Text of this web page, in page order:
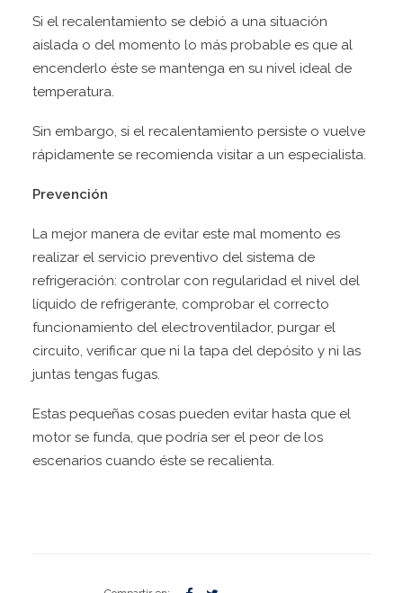
Si el recalentamiento se debió a una situación
aislada o del momento lo más probable es que al
encenderlo éste se mantenga en su nivel ideal de
temperatura.
Sin embargo, si el recalentamiento persiste o vuelve
rápidamente se recomienda visitar a un especialista.
Prevención
La mejor manera de evitar este mal momento es
realizar el servicio preventivo del sistema de
refrigeración: controlar con regularidad el nivel del
líquido de refrigerante, comprobar el correcto
funcionamiento del electroventilador, purgar el
circuito, verificar que ni la tapa del depósito y ni las
juntas tengas fugas.
Estas pequeñas cosas pueden evitar hasta que el
motor se funda, que podría ser el peor de los
escenarios cuando éste se recalienta.